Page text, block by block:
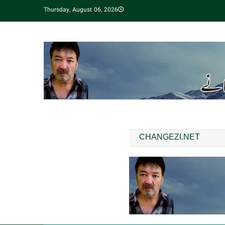
Thursday, August 06, 2026
CHANGEZI.NET